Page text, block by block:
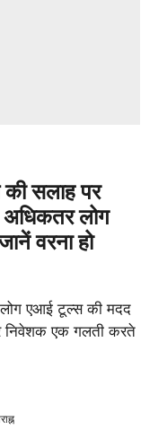
सलाह पर
लोग
वरना हो
एआई टूल्स की मदद
निवेशक एक गलती करते